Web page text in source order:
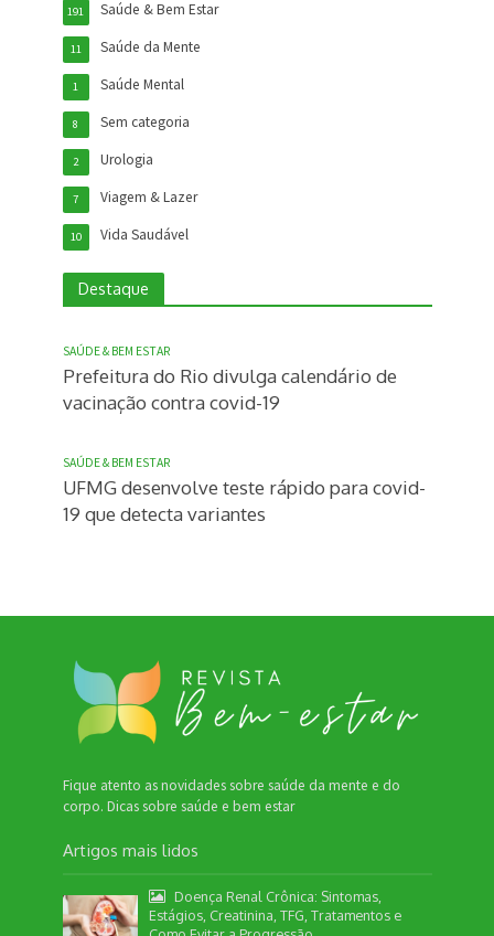
Saúde & Bem Estar
191
Saúde da Mente
11
Saúde Mental
1
Sem categoria
8
Urologia
2
Viagem & Lazer
7
Vida Saudável
10
Destaque
SAÚDE & BEM ESTAR
Prefeitura do Rio divulga calendário de
vacinação contra covid-19
SAÚDE & BEM ESTAR
UFMG desenvolve teste rápido para covid-
19 que detecta variantes
Fique atento as novidades sobre saúde da mente e do
corpo. Dicas sobre saúde e bem estar
Artigos mais lidos
Doença Renal Crônica: Sintomas,
Estágios, Creatinina, TFG, Tratamentos e